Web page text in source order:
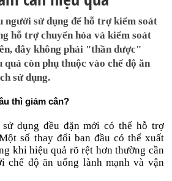
người sử dụng để hỗ trợ kiểm soát
hỗ trợ chuyển hóa và kiểm soát
đây không phải "thần dược"
còn phụ thuộc vào chế độ ăn
sử dụng.
thì giảm cân?
dụng đều đặn mới có thể hỗ trợ
số thay đổi ban đầu có thể xuất
khi hiệu quả rõ rệt hơn thường cần
chế độ ăn uống lành mạnh và vận